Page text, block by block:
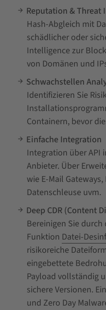
Reputation & Threat
Hash-Abgleich mit
schädlicher oder
Intelligence zur
von Domänen und
Schwachstellen
Identifizieren Sie
Containern, bevor
Einfache Integration
Integration über API
Anbieter. Über
wie E-Mail
Datenschleuse uvm.
Deep CDR (Content
Bereinigen Sie durch
Funktion Datei-
risikoreiche
eingebettete
Payload vollständig
sichere Versionen.
und Zero Day